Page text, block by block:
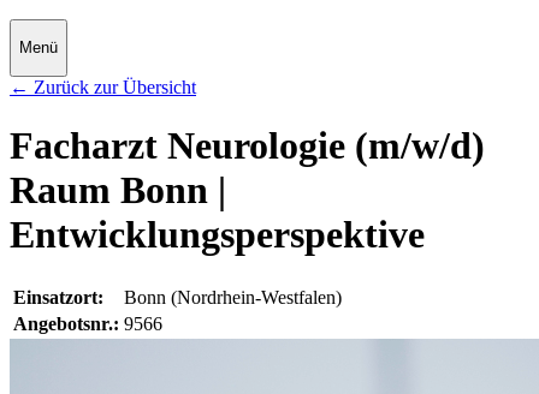
Menü
← Zurück zur Übersicht
Facharzt Neurologie (m/w/d)
Raum Bonn |
Entwicklungsperspektive
Einsatzort:
Bonn (Nordrhein-Westfalen)
Angebotsnr.: 9566